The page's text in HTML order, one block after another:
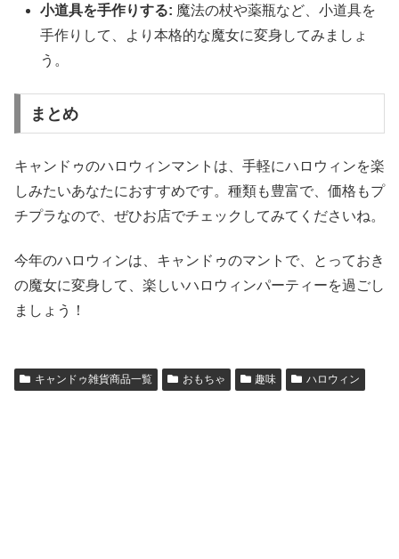
小道具を手作りする: 魔法の杖や薬瓶など、小道具を
手作りして、より本格的な魔女に変身してみましょ
う。
まとめ
キャンドゥのハロウィンマントは、手軽にハロウィンを楽
しみたいあなたにおすすめです。種類も豊富で、価格もプ
チプラなので、ぜひお店でチェックしてみてくださいね。
今年のハロウィンは、キャンドゥのマントで、とっておき
の魔女に変身して、楽しいハロウィンパーティーを過ごし
ましょう！
キャンドゥ雑貨商品一覧 おもちゃ 趣味 ハロウィン